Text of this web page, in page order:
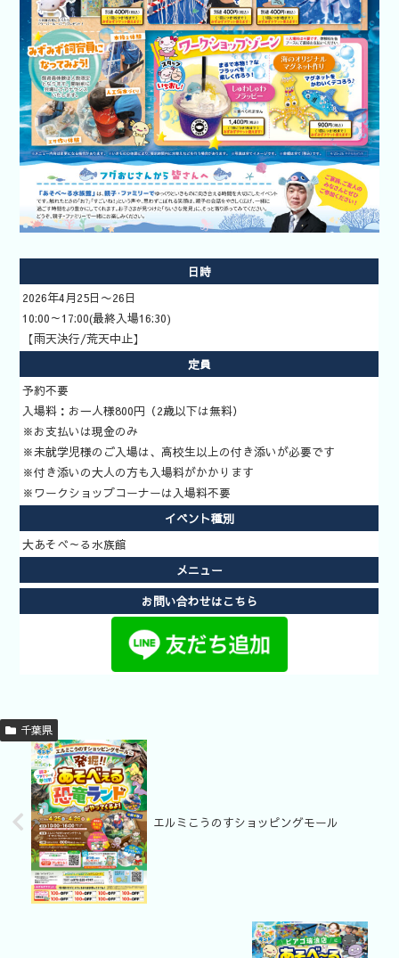
あそべ～る
水族館
いきもの道
場
新着イベン
ト
イベント検
索
いきもの道
日時
2026年4月25日〜26日
10:00～17:00(最終入場16:30)
【雨天決行/荒天中止】
定員
予約不要
入場料：お一人様800円（2歳以下は無料）
※お支払いは現金のみ
※未就学児様のご入場は、高校生以上の付き添いが必要です
※付き添いの大人の方も入場料がかかります
※ワークショップコーナーは入場料不要
イベント種別
大あそべ～る水族館
メニュー
お問い合わせはこちら
千葉県
エルミこうのすショッピングモール